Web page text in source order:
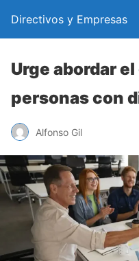
Directivos y Empresas
Urge abordar
personas con
Alfonso Gil